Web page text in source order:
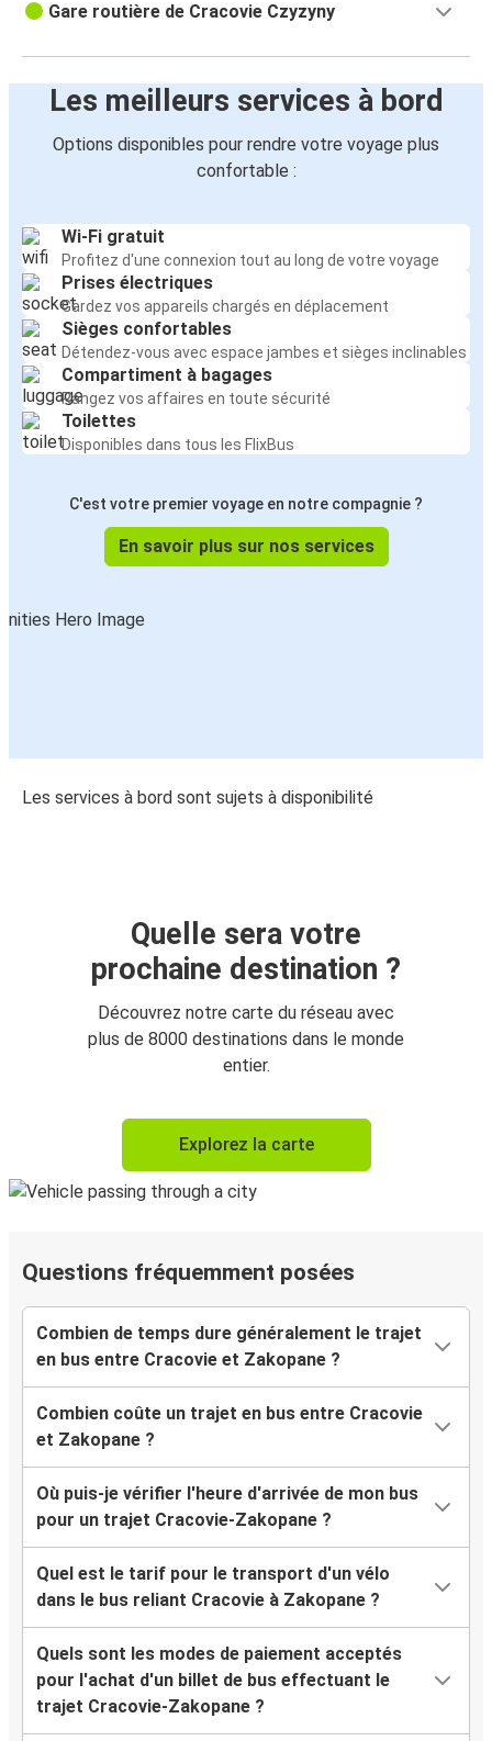
Gare routière de Cracovie Czyzyny
Les meilleurs services à bord
Options disponibles pour rendre votre voyage plus
confortable :
Wi-Fi gratuit
Profitez d'une connexion tout au long de votre voyage
Prises électriques
Gardez vos appareils chargés en déplacement
Sièges confortables
Détendez-vous avec espace jambes et sièges inclinables
Compartiment à bagages
Rangez vos affaires en toute sécurité
Toilettes
Disponibles dans tous les FlixBus
C'est votre premier voyage en notre compagnie ?
En savoir plus sur nos services
Les services à bord sont sujets à disponibilité
Quelle sera votre
prochaine destination ?
Découvrez notre carte du réseau avec
plus de 8000 destinations dans le monde
entier.
Explorez la carte
Questions fréquemment posées
Combien de temps dure généralement le trajet
en bus entre Cracovie et Zakopane ?
Combien coûte un trajet en bus entre Cracovie
et Zakopane ?
Où puis-je vérifier l'heure d'arrivée de mon bus
pour un trajet Cracovie-Zakopane ?
Quel est le tarif pour le transport d'un vélo
dans le bus reliant Cracovie à Zakopane ?
Quels sont les modes de paiement acceptés
pour l'achat d'un billet de bus effectuant le
trajet Cracovie-Zakopane ?